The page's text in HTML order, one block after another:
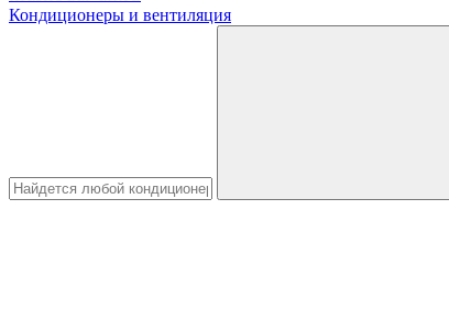
Кондиционеры и вентиляция